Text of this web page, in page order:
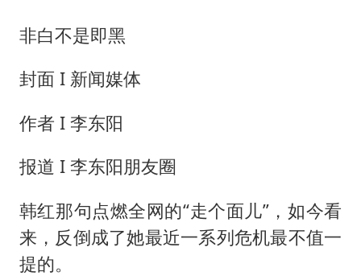
非白不是即黑
封面 I 新闻媒体
作者 I 李东阳
报道 I 李东阳朋友圈
韩红那句点燃全网的“走个面儿”，如今看
来，反倒成了她最近一系列危机最不值一
提的。